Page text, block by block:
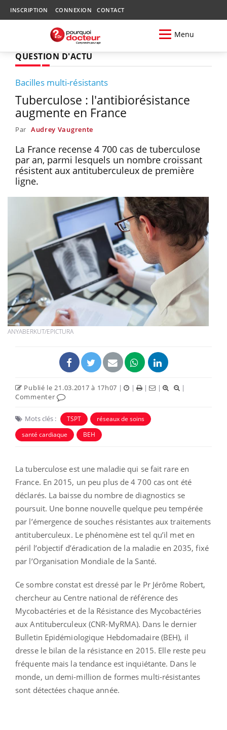
INSCRIPTION CONNEXION CONTACT
Menu
QUESTION D'ACTU
Bacilles multi-résistants
Tuberculose : l'antibiorésistance
augmente en France
Par Audrey Vaugrente
La France recense 4 700 cas de tuberculose
par an, parmi lesquels un nombre croissant
résistent aux antituberculeux de première
ligne.
ANYABERKUT/EPICTURA
Publié le 21.03.2017 à 17h07 | | | |
|
Commenter
Mots clés : TSPT
réseaux de soins
santé cardiaque
BEH
La tuberculose est une maladie qui se fait rare en
France. En 2015, un peu plus de 4 700 cas ont été
déclarés. La baisse du nombre de diagnostics se
poursuit. Une bonne nouvelle quelque peu tempérée
par l’émergence de souches résistantes aux traitements
antituberculeux. Le phénomène est tel qu’il met en
péril l’objectif d’éradication de la maladie en 2035, fixé
par l’Organisation Mondiale de la Santé.
Ce sombre constat est dressé par le Pr Jérôme Robert,
chercheur au Centre national de référence des
Mycobactéries et de la Résistance des Mycobactéries
aux Antituberculeux (CNR-MyRMA). Dans le dernier
Bulletin Epidémiologique Hebdomadaire (BEH), il
dresse le bilan de la résistance en 2015. Elle reste peu
fréquente mais la tendance est inquiétante. Dans le
monde, un demi-million de formes multi-résistantes
sont détectées chaque année.